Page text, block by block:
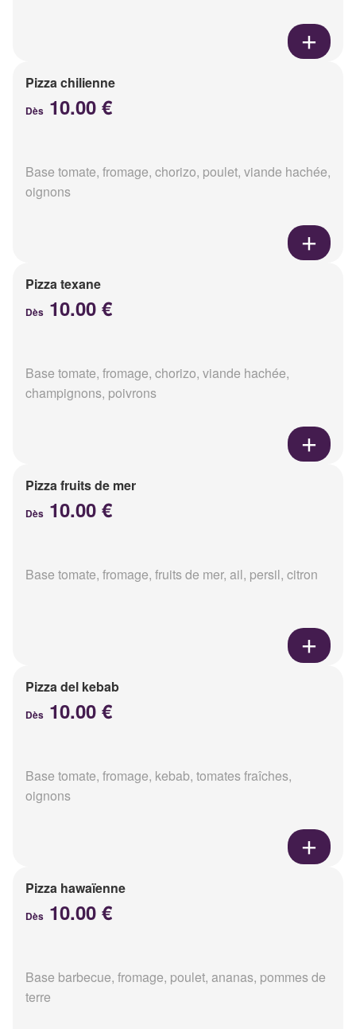
Pizza chilienne
Dès 10.00 €
Base tomate, fromage, chorizo, poulet, viande hachée,
oignons
Pizza texane
Dès 10.00 €
Base tomate, fromage, chorizo, viande hachée,
champignons, poivrons
Pizza fruits de mer
Dès 10.00 €
Base tomate, fromage, fruits de mer, ail, persil, citron
Pizza del kebab
Dès 10.00 €
Base tomate, fromage, kebab, tomates fraîches,
oignons
Pizza hawaïenne
Dès 10.00 €
Base barbecue, fromage, poulet, ananas, pommes de
terre